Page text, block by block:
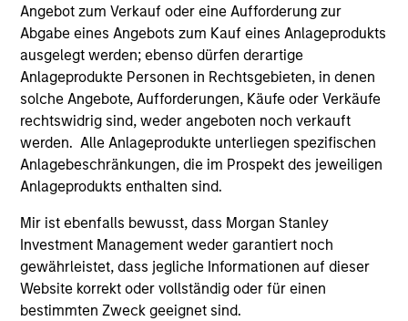
Angebot zum Verkauf oder eine Aufforderung zur
Abgabe eines Angebots zum Kauf eines Anlageprodukts
ausgelegt werden; ebenso dürfen derartige
Anlageprodukte Personen in Rechtsgebieten, in denen
solche Angebote, Aufforderungen, Käufe oder Verkäufe
rechtswidrig sind, weder angeboten noch verkauft
werden. Alle Anlageprodukte unterliegen spezifischen
Anlagebeschränkungen, die im Prospekt des jeweiligen
Anlageprodukts enthalten sind.
Mir ist ebenfalls bewusst, dass Morgan Stanley
Investment Management weder garantiert noch
gewährleistet, dass jegliche Informationen auf dieser
Website korrekt oder vollständig oder für einen
bestimmten Zweck geeignet sind.
Private Credit Market Monitor - Q2
2026
Timely insights on the private credit landscape,